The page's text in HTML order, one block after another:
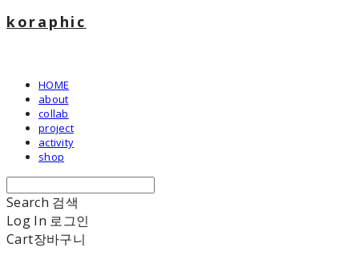
koraphic
HOME
about
collab
project
activity
shop
Search 검색
Log In 로그인
Cart장바구니